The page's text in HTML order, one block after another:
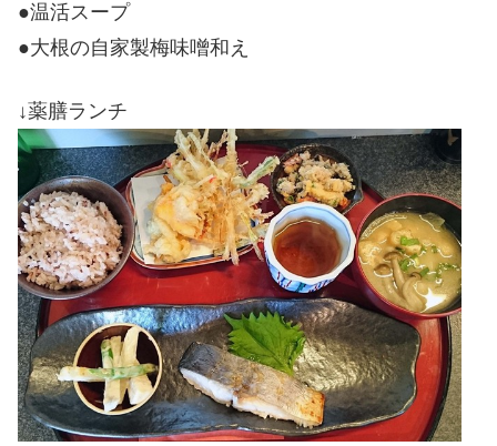
●温活スープ
●大根の自家製梅味噌和え
↓薬膳ランチ